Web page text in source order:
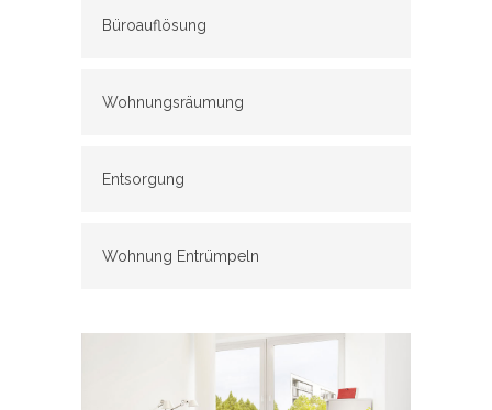
Büroauflösung
Wohnungsräumung
Entsorgung
Wohnung Entrümpeln